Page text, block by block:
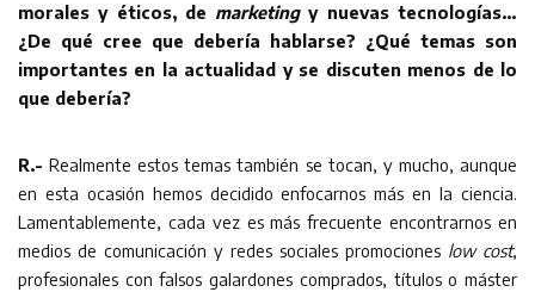
morales y éticos, de marketingy nuevas tecnologías…
¿De qué cree que debería hablarse? ¿Qué temas son
importantes en la actualidad y se discuten menos de lo
que debería?
R.-Realmente estos temas también se tocan, y mucho, aunque
en esta ocasión hemos decidido enfocarnos más en la ciencia.
Lamentablemente, cada vez es más frecuente encontrarnos en
medios de comunicación y redes sociales promociones low cost,
profesionales con falsos galardones comprados, títulos o máster